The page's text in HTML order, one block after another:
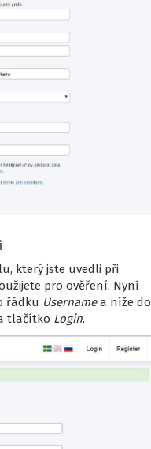
který jste uvedli při
pro ověření. Nyní
řádku Usernamea níže do
tlačítko Login.